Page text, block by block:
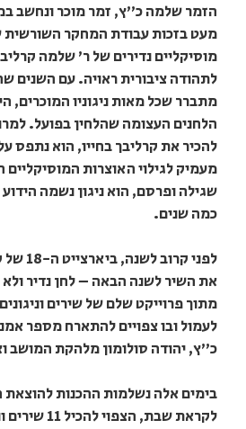
הזמר שלמה כ"ץ, זמר מוכר ונחשב
מעט בזכות עבודת המחקר השורשית
מוסיקליים נדירים של ר' שלמה
לתהודה ציבורית ראויה. עם השנים
מתברר שכל מאות ניגוניו המוכרים,
הלחנים העצומה שהלחין בפועל.
להכיר את קרליבך בחייו, הוא נתפס
מעמיק לגילוי האוצרות המוסיקליים
שגילה ופרסם, הוא ניגון נשמה
כמה שנים.
לפני
את השיר לשנה הבאה – לחן נדיר
מתוך פרוייקט שלם של שירים
לעמול ובו צפויים להתארח מספר
כ"ץ, יהודה סולומון מלהקת המושב
בימים אלה נשלמות ההכנות
לקראת שבת,